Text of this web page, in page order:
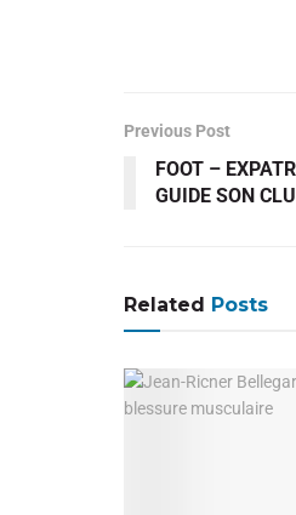
Previous Post
FOOT –
GUIDE SON
Related Posts